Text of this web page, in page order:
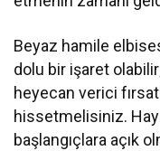
Beyaz hamile
dolu bir işaret
heyecan verici
hissetmelisiniz.
başlangıçlara açık